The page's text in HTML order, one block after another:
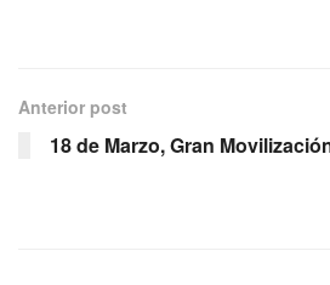
Anterior post
18 de Marzo, Gran